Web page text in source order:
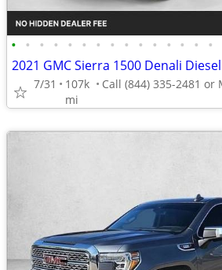
• • • • • • • • • • • • • • •
7/31
107k
mi